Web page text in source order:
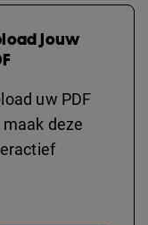
jouw
uw PDF
maak deze